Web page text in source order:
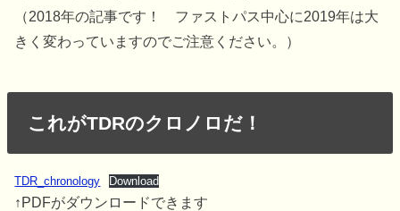
（2018年の記事です！ ファストパス中心に2019年は大
きく変わっていますのでご注意ください。）
これがTDRのクロノロだ！
TDR_chronology Download
↑PDFがダウンロードできます